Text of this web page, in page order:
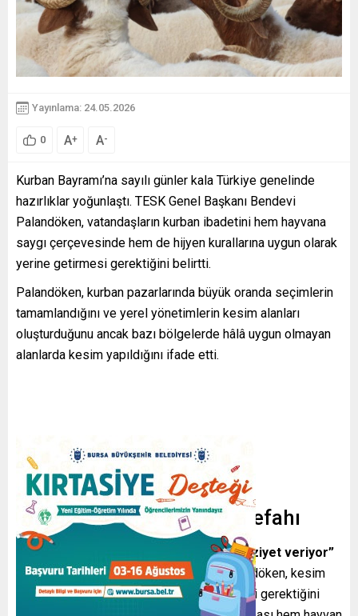
Yayınlama: 24.05.2026
0 A+ A-
Kurban Bayramı’na sayılı günler kala Türkiye genelinde
hazırlıklar yoğunlaştı. TESK Genel Başkanı Bendevi
Palandöken, vatandaşların kurban ibadetini hem hayvana
saygı çerçevesinde hem de hijyen kurallarına uygun olarak
yerine getirmesi gerektiğini belirtti.
Palandöken, kurban pazarlarında büyük oranda seçimlerin
tamamlandığını ve yerel yönetimlerin kesim alanları
oluşturduğunu ancak bazı bölgelerde hâlâ uygun olmayan
alanlarda kesim yapıldığını ifade etti.
Kesim Usulü ve Hayvan Refahı
“Kür bıçak ve bilinçsiz kesim hayvana eziyet veriyor”
uyarısıyla konuşmasına devam eden Palandöken, kesim
işlemlerinin ehil kişilerce gerçekleştirilmesi gerektiğini